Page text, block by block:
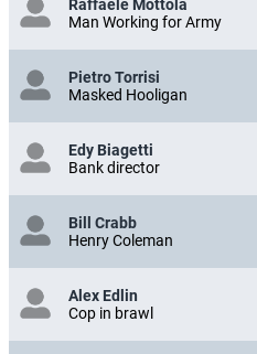
Raffaele Mottola
Man Working for Army
Pietro Torrisi
Masked Hooligan
Edy Biagetti
Bank director
Bill Crabb
Henry Coleman
Alex Edlin
Cop in brawl